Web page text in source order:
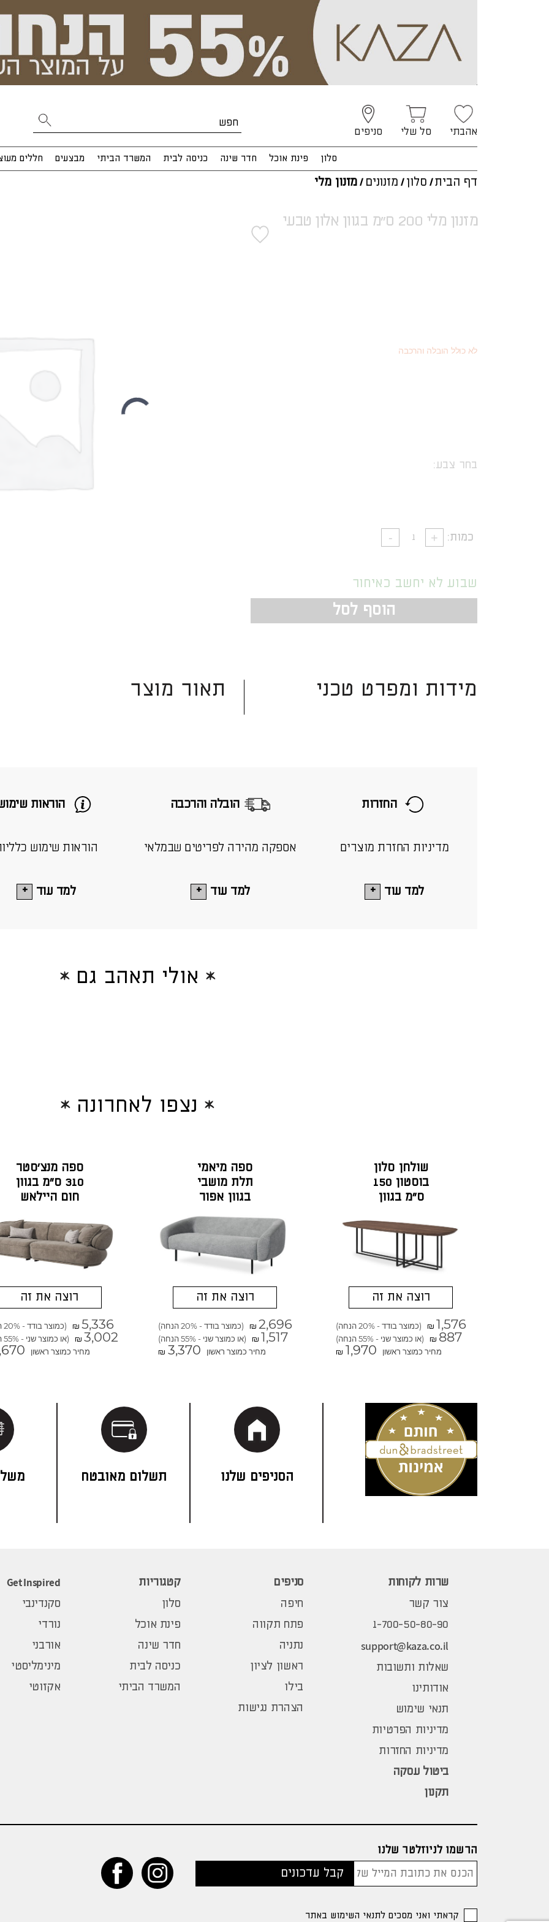
אהבתי סל שלי סניפים
סלון פינת אוכל חדר שינה כניסה לבית המשרד הביתי מבצעים חללים
דף הבית/ סלון / מזנונים /מזנון מלי
מזנון מלי 200 ס"מ בגוון אלון טבעי
לא כולל הובלה והרכבה
בחר צבע:
כמות:
שבוע לא יחשב כאיחור
הוסף לסל
תאור מוצר מידות ומפרט טכני
הוראות
הוראות שימוש
למד עוד
הובלה והרכבה
אספקה מהירה לפריטים שבמלאי
למד עוד
החזרות
מדיניות החזרת מוצרים
למד עוד
אולי תאהב גם
נצפו לאחרונה
שולחן סלון
בוסטון 150
ס"מ בגוון
אמריקאי
רוצה את זה
₪ 1,576 (כמוצר בודד - 20% הנחה)
₪ 887
(או כמוצר שני - 55% הנחה)
מחיר כמוצר ראשון
₪ 1,970
ספה מיאמי
תלת מושבי
בגוון אפור
רוצה את זה
₪ 2,696 (כמוצר בודד - 20% הנחה)
₪ 1,517
(או כמוצר שני - 55% הנחה)
מחיר כמוצר ראשון
₪ 3,370
ספה מנצ'סטר
310 ס"מ בגוון
חום היילאש
רוצה את זה
₪ 5,336 (כמוצר בודד - 20% הנחה)
₪ 3,002
(או כמוצר שני - 55% הנחה)
מחיר כמוצר ראשון
הסניפים שלנו תשלום מאובטח
שרות לקוחות
צור קשר
1-700-50-80-90
support@kaza.co.il
שאלות ותשובות
אודותינו
תנאי שימוש
מדיניות הפרטיות
מדיניות החזרות
ביטול עסקה
תקנון
סניפים
חיפה
פתח תקווה
נתניה
ראשון לציון
בילו
הצהרת נגישות
קטגוריות
סלון
פינת אוכל
חדר שינה
כניסה לבית
המשרד הביתי
Get Inspired
סקנדינבי
נורדי
אורבני
מינימליסטי
אקזוטי
הרשמו לניוזלטר שלנו
קראתי ואני מסכים לתנאי השימוש באתר